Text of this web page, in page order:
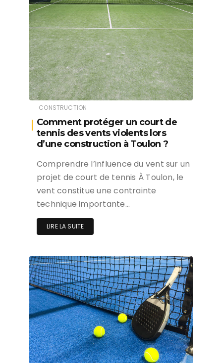
CONSTRUCTION
Comment protéger un court de
tennis des vents violents lors
d’une construction à Toulon ?
Comprendre l’influence du vent sur un
projet de court de tennis À Toulon, le
vent constitue une contrainte
technique importante…
LIRE LA SUITE